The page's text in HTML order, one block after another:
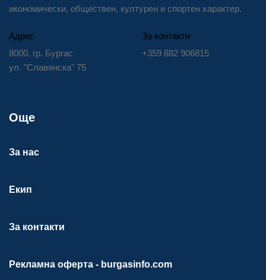
икономически, обществен, културен и спортен характер.
Адрес
8000, гр. Бургас
ул. "Славянска" 75
За контакти
+359 882 906815
Още
За нас
Екип
За контакти
Рекламна оферта - burgasinfo.com